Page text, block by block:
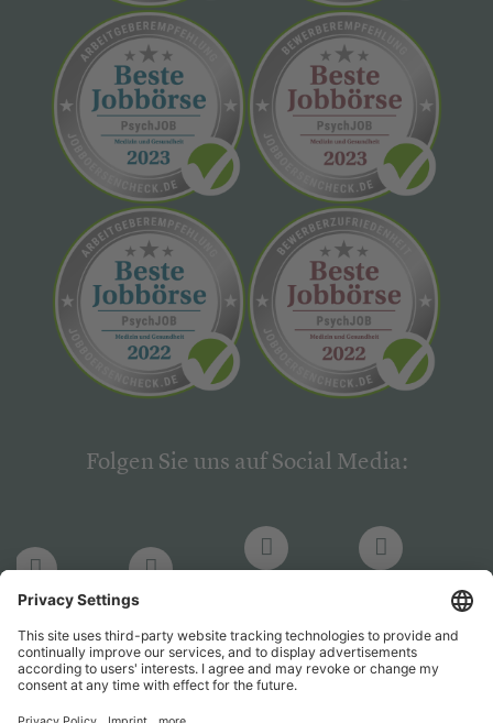
Folgen Sie uns auf Social Media:
LinkedIn
PsychJOB PsychJOB
Hogrefe
Verlag
Hogrefe
Verlag